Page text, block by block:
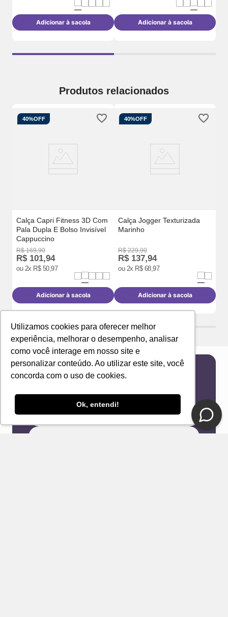
Utilizamos cookies para oferecer melhor
experiência, melhorar o desempenho, analisar
como você interage em nosso site e
personalizar conteúdo. Ao utilizar este site, você
concorda com o uso de cookies.
Ok, entendi!
Adicionar à sacola Adicionar à sacola
Produtos relacionados
40%OFF
Calça Capri Fitness 3D Com
Pala Dupla E Bolso Invisível
Cappuccino
R$ 169,90
R$ 101,94
ou 2x R$ 50,97
Adicionar à sacola
40%OFF
Calça Jogger Texturizada
Marinho
R$ 229,90
R$ 137,94
ou 2x R$ 68,97
Adicionar à sacola
Newsletter
e-mail!